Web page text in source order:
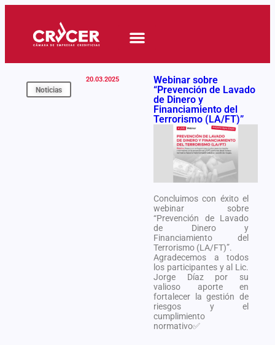
Noticias
20.03.2025
Webinar sobre
“Prevención de Lavado
de Dinero y
Financiamiento del
Terrorismo (LA/FT)”
Concluimos con éxito el
webinar sobre
“Prevención de Lavado
de Dinero y
Financiamiento del
Terrorismo (LA/FT)”.
Agradecemos a todos
los participantes y al Lic.
Jorge Díaz por su
valioso aporte en
fortalecer la gestión de
riesgos y el
cumplimiento
normativo✅